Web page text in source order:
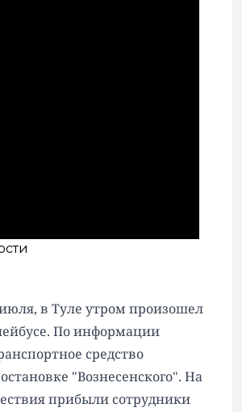
в Туле утром произошел
По информации
средство
"Вознесенского". На
прибыли сотрудники